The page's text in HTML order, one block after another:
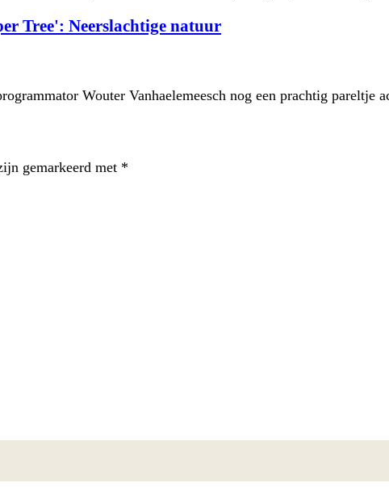
Tree': Neerslachtige natuur
Wouter Vanhaelemeesch nog een prachtig
gemarkeerd met *